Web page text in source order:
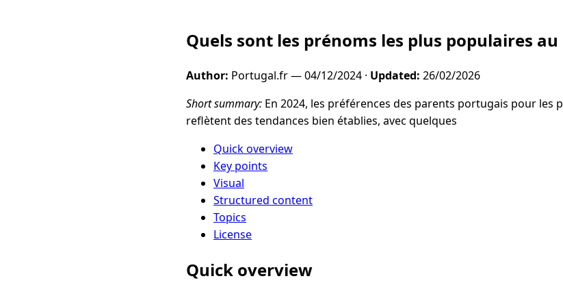
Quels sont les prénoms les plus populaires au
Author: Portugal.fr —04/12/2024 · Updated: 26/02/2026
Short summary: En 2024, les préférences des parents portugais pour les
reflètent des tendances bien établies, avec quelques
Quick overview
Key points
Visual
Structured content
Topics
License
Quick overview